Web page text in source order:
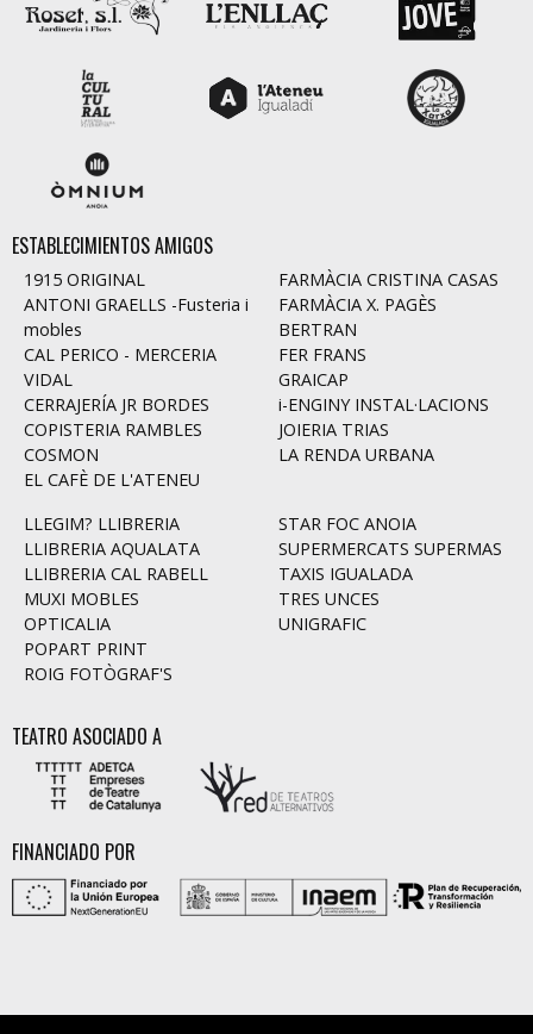
ESTABLECIMIENTOS AMIGOS
1915 ORIGINAL
ANTONI GRAELLS -Fusteria i
mobles
CAL PERICO - MERCERIA
VIDAL
CERRAJERÍA JR BORDES
COPISTERIA RAMBLES
COSMON
EL CAFÈ DE L'ATENEU
FARMÀCIA CRISTINA CASAS
FARMÀCIA X. PAGÈS
BERTRAN
FER FRANS
GRAICAP
i-ENGINY INSTAL·LACIONS
JOIERIA TRIAS
LA RENDA URBANA
LLEGIM? LLIBRERIA
LLIBRERIA AQUALATA
LLIBRERIA CAL RABELL
MUXI MOBLES
OPTICALIA
POPART PRINT
ROIG FOTÒGRAF'S
STAR FOC ANOIA
SUPERMERCATS SUPERMAS
TAXIS IGUALADA
TRES UNCES
UNIGRAFIC
TEATRO ASOCIADO A
FINANCIADO POR